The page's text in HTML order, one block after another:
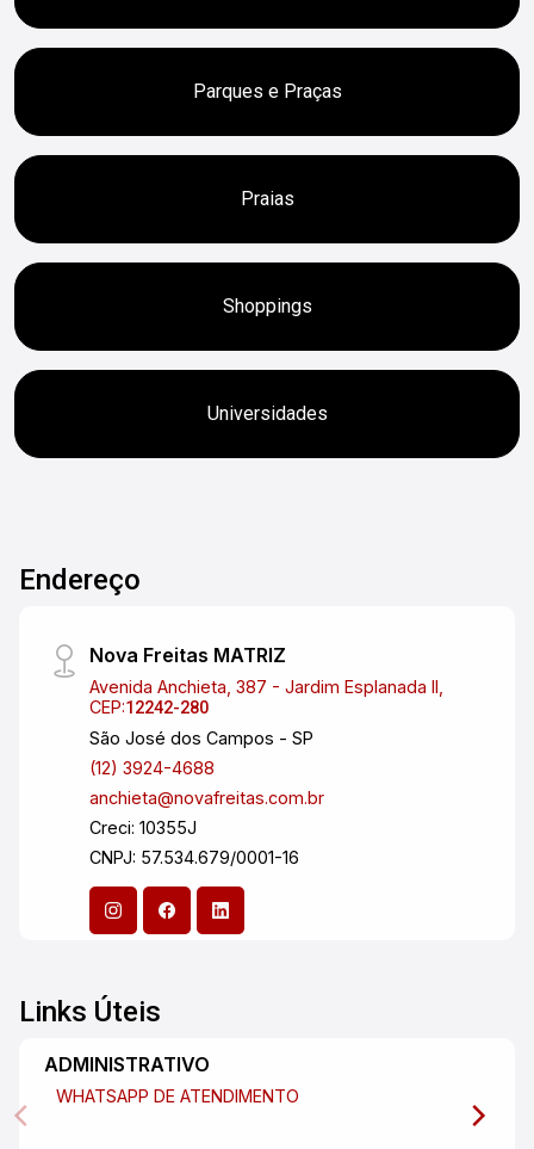
Parques e Praças
Praias
Shoppings
Universidades
Endereço
Nova Freitas MATRIZ
Avenida Anchieta, 387 - Jardim Esplanada II,
CEP:12242-280
São José dos Campos - SP
(12) 3924-4688
anchieta@novafreitas.com.br
Creci: 10355J
CNPJ: 57.534.679/0001-16
Links Úteis
ADMINISTRATIVO
WHATSAPP DE ATENDIMENTO